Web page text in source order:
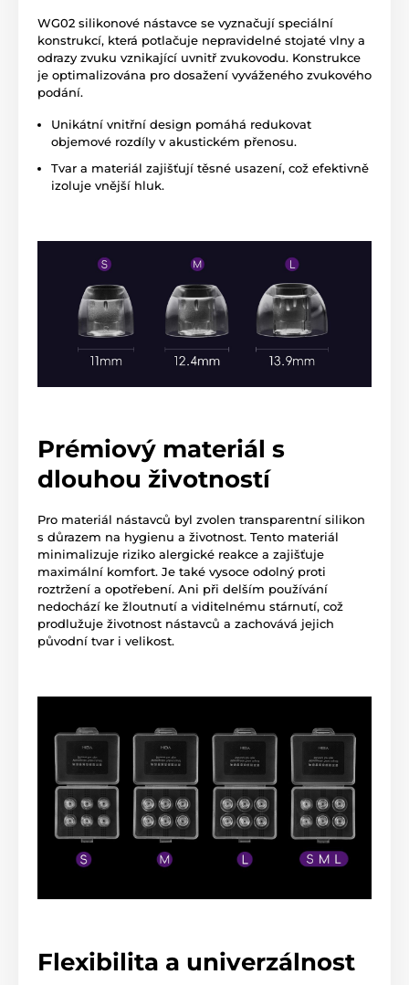
WG02 silikonové nástavce se vyznačují speciální
konstrukcí, která potlačuje nepravidelné stojaté vlny a
odrazy zvuku vznikající uvnitř zvukovodu. Konstrukce
je optimalizována pro dosažení vyváženého zvukového
podání.
Unikátní vnitřní design pomáhá redukovat
objemové rozdíly v akustickém přenosu.
Tvar a materiál zajišťují těsné usazení, což efektivně
izoluje vnější hluk.
Prémiový materiál s
dlouhou životností
Pro materiál nástavců byl zvolen transparentní silikon
s důrazem na hygienu a životnost. Tento materiál
minimalizuje riziko alergické reakce a zajišťuje
maximální komfort. Je také vysoce odolný proti
roztržení a opotřebení. Ani při delším používání
nedochází ke žloutnutí a viditelnému stárnutí, což
prodlužuje životnost nástavců a zachovává jejich
původní tvar i velikost.
Flexibilita a univerzálnost